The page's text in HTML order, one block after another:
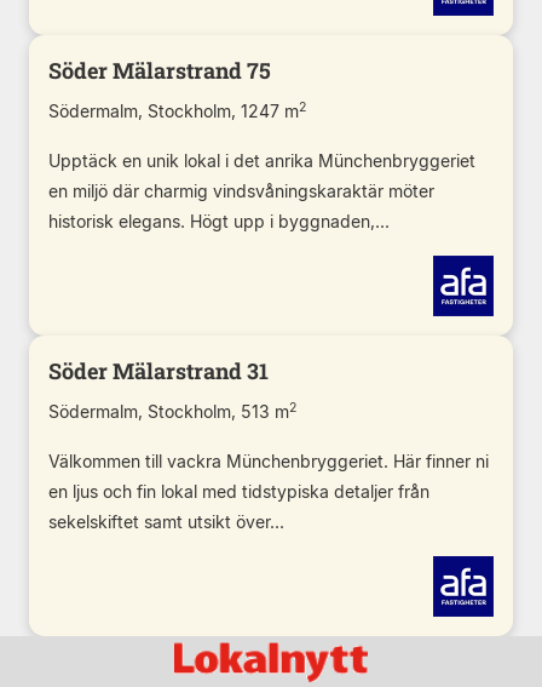
Söder Mälarstrand 75
Södermalm, Stockholm, 1247 m2
Upptäck en unik lokal i det anrika Münchenbryggeriet
en miljö där charmig vindsvåningskaraktär möter
historisk elegans. Högt upp i byggnaden,...
Söder Mälarstrand 31
Södermalm, Stockholm, 513 m2
Välkommen till vackra Münchenbryggeriet. Här finner ni
en ljus och fin lokal med tidstypiska detaljer från
sekelskiftet samt utsikt över...